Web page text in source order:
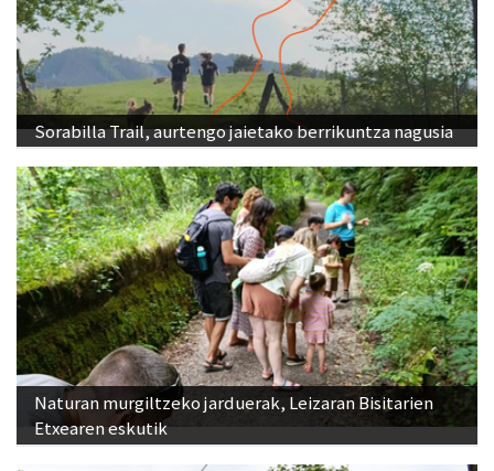
Sorabilla Trail, aurtengo jaietako berrikuntza nagusia
Naturan murgiltzeko jarduerak, Leizaran Bisitarien
Etxearen eskutik